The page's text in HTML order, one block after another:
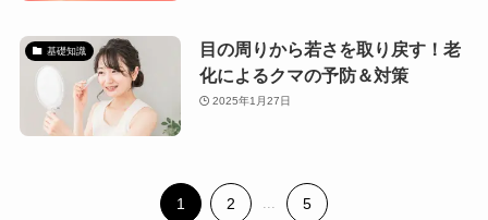
基礎知識
目の周りから若さを取り戻す！老
化によるクマの予防＆対策
2025年1月27日
1 2 5